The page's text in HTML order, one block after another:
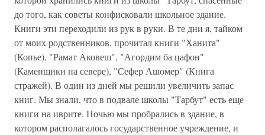
до того, как советы конфисковали школьное здание.
Книги эти переходили из рук в руки. В те дни я, тайком
от моих родственников, прочитал книги "Ханита"
(Копье), "Рамат Аковеш", "Агордим ба цафон"
(Каменщики на севере), "Сефер Ашомер" (Книга
стражей). В один из дней мы решили увеличить запас
книг. Мы знали, что в подвале школы "Тарбут" есть еще
книги на иврите. Ночью мы пробрались в здание, в
котором располагалось государственное учреждение, и